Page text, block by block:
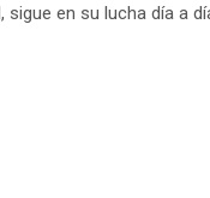
en su lucha día a